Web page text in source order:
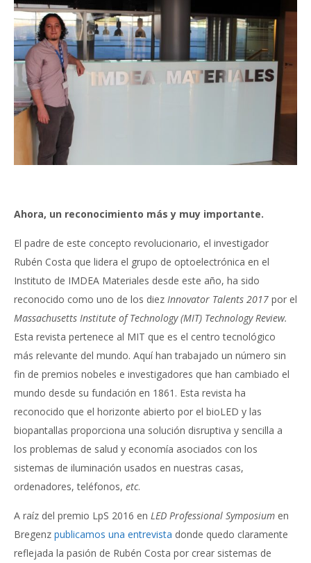
Ahora, un reconocimiento más y muy importante.
El padre de este concepto revolucionario, el investigador
Rubén Costa que lidera el grupo de optoelectrónica en el
Instituto de IMDEA Materiales desde este año, ha sido
reconocido como uno de los diez Innovator Talents 2017 por el
Massachusetts Institute of Technology (MIT) Technology Review.
Esta revista pertenece al MIT que es el centro tecnológico
más relevante del mundo. Aquí han trabajado un número sin
fin de premios nobeles e investigadores que han cambiado el
mundo desde su fundación en 1861. Esta revista ha
reconocido que el horizonte abierto por el bioLED y las
biopantallas proporciona una solución disruptiva y sencilla a
los problemas de salud y economía asociados con los
sistemas de iluminación usados en nuestras casas,
ordenadores, teléfonos, etc.
A raíz del premio LpS 2016 en LED Professional Symposium en
Bregenz publicamos una entrevista donde quedo claramente
reflejada la pasión de Rubén Costa por crear sistemas de